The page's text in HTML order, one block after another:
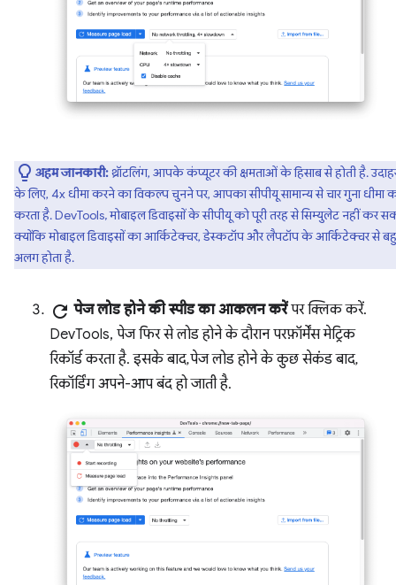
अहम जानकारी:थ्रॉटलिंग, आपके कंप्यूटर की क्षमताओं के हिसाब से होती है.
के लिए, 4x धीमा करने का विकल्प चुनने पर, आपका सीपीयू सामान्य से चार गुना धीमा
करता है. DevTools, मोबाइल डिवाइसों के सीपीयू को पूरी तरह से सिम्युलेट नहीं कर
क्योंकि मोबाइल डिवाइसों का आर्किटेक्चर, डेस्कटॉप और लैपटॉप के आर्किटेक्चर से
अलग होता है.
refresh पेज लोड होने की स्पीड का आकलन करेंपर क्लिक करें.
DevTools, पेज फिर से लोड होने के दौरान परफ़ॉर्मेंस मेट्रिक
रिकॉर्ड करता है. इसके बाद, पेज लोड होने के कुछ सेकंड बाद,
रिकॉर्डिंग अपने-आप बंद हो जाती है.